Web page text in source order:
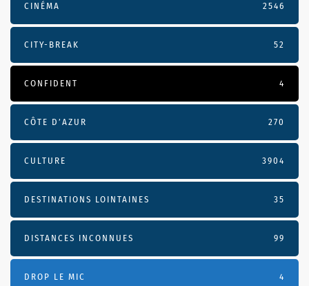
CINÉMA 2546
CITY-BREAK 52
CONFIDENT 4
CÔTE D’AZUR 270
CULTURE 3904
DESTINATIONS LOINTAINES 35
DISTANCES INCONNUES 99
DROP LE MIC 4